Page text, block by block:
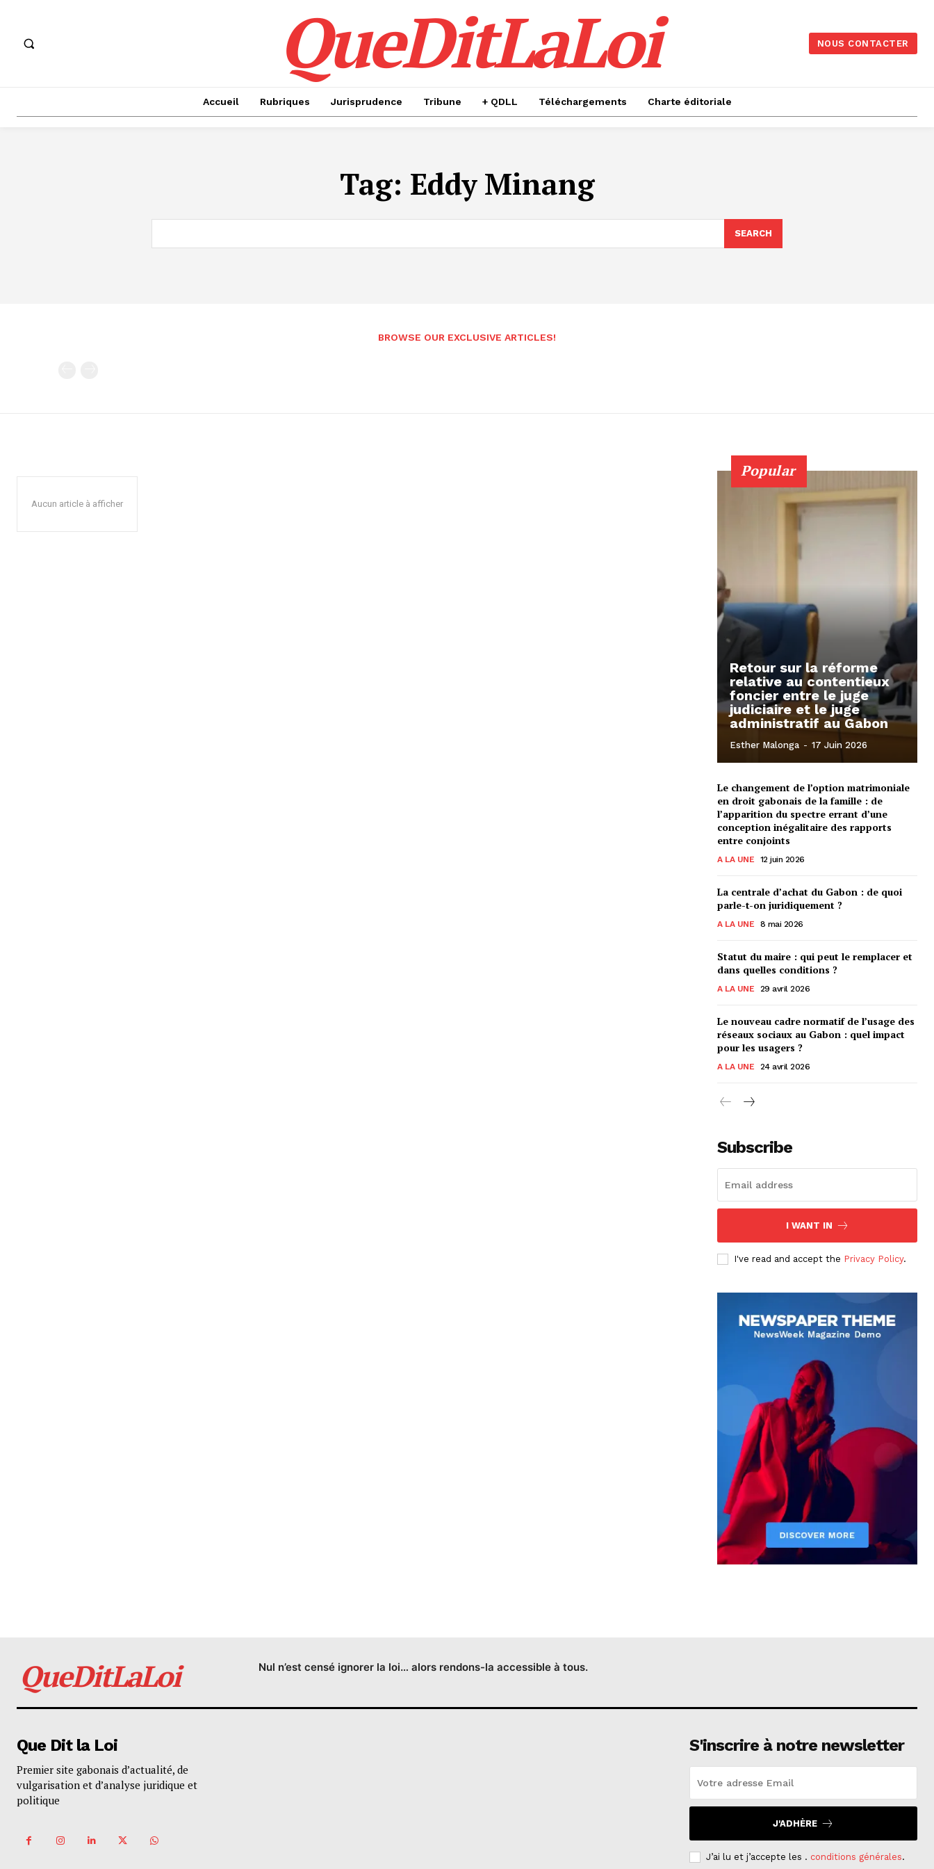
QueDitLaLoi NOUS CONTACTER
Accueil Rubriques Jurisprudence Tribune + QDLL Téléchargements Charte éditoriale
Tag: Eddy Minang
SEARCH
BROWSE OUR EXCLUSIVE ARTICLES!
Aucun article à afficher
Popular
Retour sur la réforme
relative au contentieux
foncier entre le juge
judiciaire et le juge
administratif au Gabon
Esther Malonga - 17 Juin 2026
Le changement de l’option matrimoniale
en droit gabonais de la famille : de
l’apparition du spectre errant d’une
conception inégalitaire des rapports
entre conjoints
A LA UNE 12 juin 2026
La centrale d’achat du Gabon : de quoi
parle-t-on juridiquement ?
A LA UNE 8 mai 2026
Statut du maire : qui peut le remplacer et
dans quelles conditions ?
A LA UNE 29 avril 2026
Le nouveau cadre normatif de l’usage des
réseaux sociaux au Gabon : quel impact
pour les usagers ?
A LA UNE 24 avril 2026
Subscribe
I WANT IN
I've read and accept the Privacy Policy.
QueDitLaLoi Nul n’est censé ignorer la loi… alors rendons-la accessible à tous.
Que Dit la Loi
Premier site gabonais d’actualité, de
vulgarisation et d’analyse juridique et
politique
S'inscrire à notre newsletter
J'ADHÈRE
J’ai lu et j’accepte les . conditions générales.